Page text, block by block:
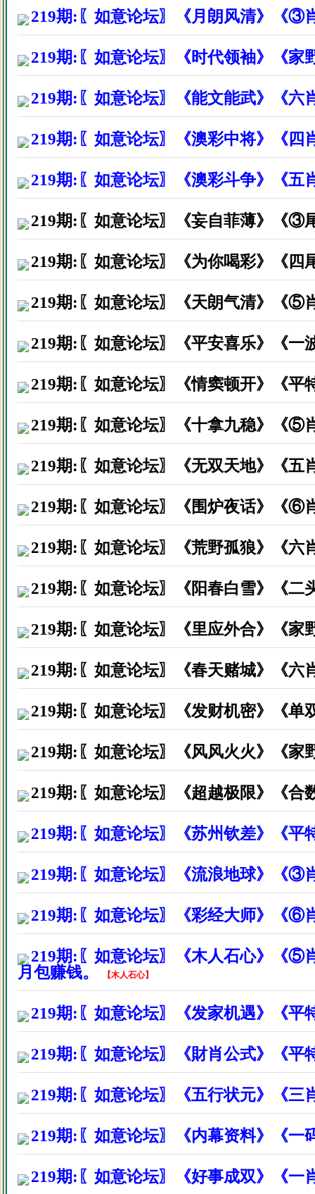
深圳龙岗区郑先生因打赏资料
广西桂林市张先生因打赏资料
广东东莞市陈先生因打赏资料
广东广州市吕先生因打赏资料
广东深圳市胡先生因打赏资料
湖北武汉市曾先生因打赏资料
福建省晋江市陈生因打赏资料
广东顺德市黄小姐因打赏资料
广东中通县吴先生因打赏资料
广东南海市黄先生因打赏资料
湖南省益阳市周生因打赏资料
广东省东莞市罗生因打赏资料
广东清远市梁先生因打赏资料
福建武平县赖先生因打赏资料
深圳市福田区周生因打赏资料
广东省江门市陈生因打赏资料
福建省漳州市叶生因打赏资料
广东省汕头市乐生因打赏资料
福建莆田市颜先生因打赏资料
广东汕头市郑先生因打赏资料
广西省巴马县黄生因打赏资料
湖南宁远县李先生因打赏资料
河北唐山市谈先生因打赏资料
广州珠海区刘先生因打赏资料
福建莆田市阮先生因打赏资料
四川省叙永县陈生因打赏资料
广西河池市韦先生因打赏资料
佛山南海区谭先生因打赏资料
湖南娄底市李先生因打赏资料
广西桂平市朱小姐因打赏资料
福建漳浦县陈先生因打赏资料
广东珠海市沈先生因打赏资料
广东东莞市李先生因打赏资料
福建龙岩市周先生因打赏资料
广州市花都区先生因打赏资料
浙江台州市曹先生因打赏资料
广西天等县李先生因打赏资料
佛山南海区彭先生因打赏资料
219期:〖如意论坛〗《月朗风清》《③
219期:〖如意论坛〗《时代领袖》《家
219期:〖如意论坛〗《能文能武》《六
219期:〖如意论坛〗《澳彩中将》《四
219期:〖如意论坛〗《澳彩斗争》《五
219期:〖如意论坛〗《妄自菲薄》《③
219期:〖如意论坛〗《为你喝彩》《四
219期:〖如意论坛〗《天朗气清》《⑤
219期:〖如意论坛〗《平安喜乐》《一
219期:〖如意论坛〗《情窦顿开》《平
219期:〖如意论坛〗《十拿九稳》《⑤
219期:〖如意论坛〗《无双天地》《五
219期:〖如意论坛〗《围炉夜话》《⑥
219期:〖如意论坛〗《荒野孤狼》《六
219期:〖如意论坛〗《阳春白雪》《二
219期:〖如意论坛〗《里应外合》《家
219期:〖如意论坛〗《春天赌城》《六
219期:〖如意论坛〗《发财机密》《单
219期:〖如意论坛〗《风风火火》《家
219期:〖如意论坛〗《超越极限》《合
219期:〖如意论坛〗《苏州钦差》《
219期:〖如意论坛〗《流浪地球》《③
219期:〖如意论坛〗《彩经大师》《⑥
219期:〖如意论坛〗《木人石心》《⑤
月包赚钱。
【木人石心】
219期:〖如意论坛〗《发家机遇》《平
219期:〖如意论坛〗《財肖公式》《平
219期:〖如意论坛〗《五行状元》《三
219期:〖如意论坛〗《内幕资料》《一
219期:〖如意论坛〗《好事成双》《一